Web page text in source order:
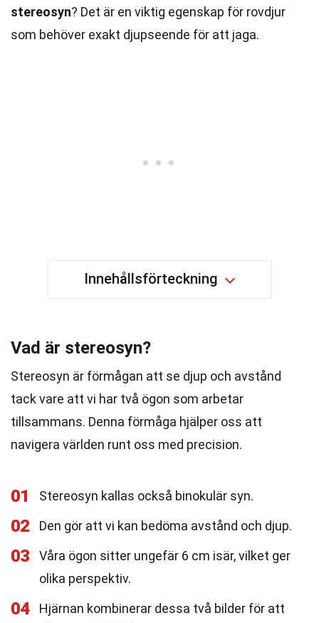
stereosyn? Det är en viktig egenskap för rovdjur
som behöver exakt djupseende för att jaga.
Innehållsförteckning
Vad är stereosyn?
Stereosyn är förmågan att se djup och avstånd
tack vare att vi har två ögon som arbetar
tillsammans. Denna förmåga hjälper oss att
navigera världen runt oss med precision.
01 Stereosyn kallas också binokulär syn.
02 Den gör att vi kan bedöma avstånd och djup.
03
Våra ögon sitter ungefär 6 cm isär, vilket ger
olika perspektiv.
04
Hjärnan kombinerar dessa två bilder för att